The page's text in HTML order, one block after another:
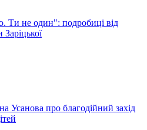
Ти не один": подробиці від
Усанова про благодійний захід